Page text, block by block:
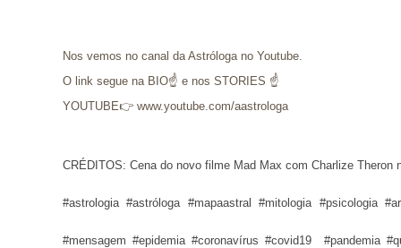
Nos vemos no canal da Astróloga no Youtube.
O link segue na BIO☝ e nos STORIES ☝
YOUTUBE👉 www.youtube.com/aastrologa
CRÉDITOS: Cena do novo filme Mad Max com Charlize Theron
#astrologia #astróloga #mapaastral #mitologia #psicologia
#mensagem #epidemia #coronavírus #covid19 #pandemia